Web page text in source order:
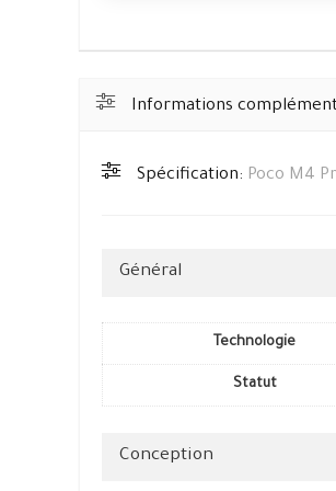
Informations
Spécification: Poco M4
Général
Technologie
Statut
Conception